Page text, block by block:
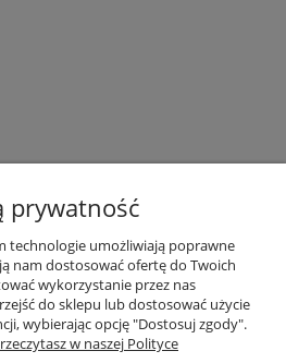
KLIENTA
/ INFORMACJE
prywatność
technologie umożliwiają poprawne
nam dostosować ofertę do Twoich
wykorzystanie przez nas
do sklepu lub dostosować użycie
wybierając opcję "Dostosuj zgody".
w naszej Polityce